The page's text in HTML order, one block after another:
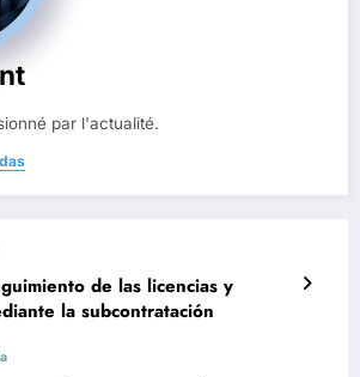
par l'actualité.
de las licencias y
la subcontratación